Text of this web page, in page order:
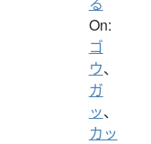
On:
ゴ
ウ、
ガ
ッ、
カッ